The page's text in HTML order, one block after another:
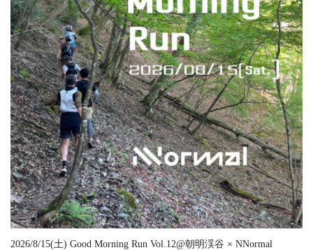
2026/8/15(土) Good Morning Run Vol.12@朝明渓谷 × NNormal